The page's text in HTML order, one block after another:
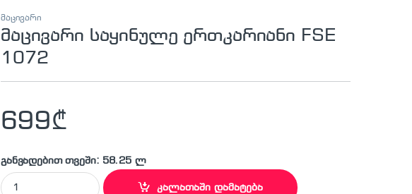
მაცივარი
მაცივარი საყინულე ერთკარიანი FSE
1072
699₾
განვადებით თვეში: 58.25 ლ
მაცივარი საყინულე ერთკარიანი FSE 1072 quantity
კალათაში დამატება